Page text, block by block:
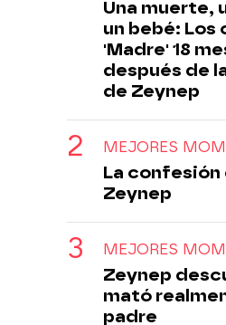
Una muerte,
un bebé: Los
'Madre' 18
después de
de Zeynep
MEJORES
La confesión
Zeynep
MEJORES
Zeynep
mató
padre